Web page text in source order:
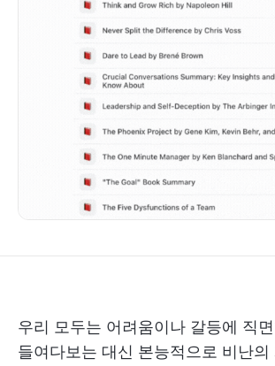
우리 모두는 어려움이나 갈등에 직
들여다보는 대신 본능적으로 비난의